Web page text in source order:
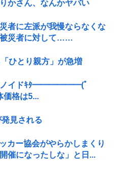
かさん、なんかヤバい
者に左派が我慢ならなくな
被災者に対して……
ひとり親方」が急増
ノイドｷﾀ━━━━━━(ﾟ
格は5...
発見される
カー協会がやらかしまくり
催になったしな」と日...